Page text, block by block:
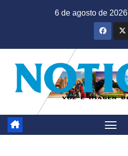
6 de agosto de 2026